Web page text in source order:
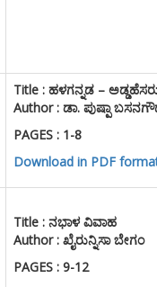
Title : ಹಳಗನ್ನಡ –
Author : ಡಾ. ಪುಷ್ಪಾ
PAGES : 1-8
Download in PDF
Title : ನಭಾಳ ವಿವಾಹ
Author : ಖೈರುನ್ನಿಸಾ ಬೇಗಂ
PAGES : 9-12